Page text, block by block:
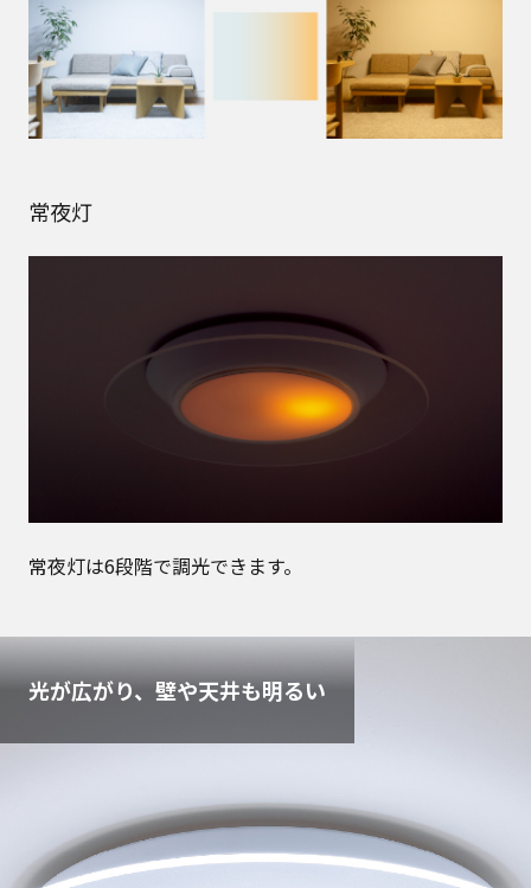
常夜灯
常夜灯は6段階で調光できます。
光が広がり、壁や天井も明るい